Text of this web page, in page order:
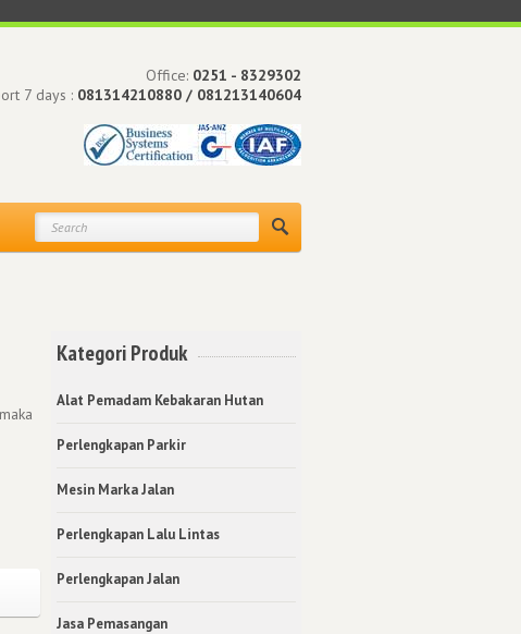
Office: 0251 - 8329302
7 days : 081314210880 / 081213140604
Kategori Produk
Alat Pemadam Kebakaran Hutan
Perlengkapan Parkir
Mesin Marka Jalan
Perlengkapan Lalu Lintas
Perlengkapan Jalan
Jasa Pemasangan